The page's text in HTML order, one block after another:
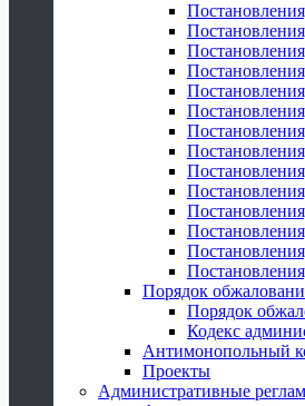
Порядок
Порядок
Кодекс
Антимонопольный
Проекты
Административные